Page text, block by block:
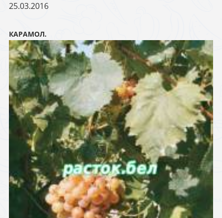
25.03.2016
КАРАМОЛ.